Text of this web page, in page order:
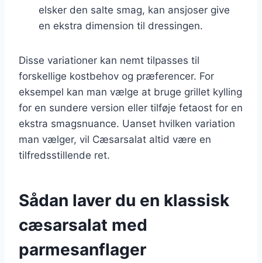
elsker den salte smag, kan ansjoser give
en ekstra dimension til dressingen.
Disse variationer kan nemt tilpasses til
forskellige kostbehov og præferencer. For
eksempel kan man vælge at bruge grillet kylling
for en sundere version eller tilføje fetaost for en
ekstra smagsnuance. Uanset hvilken variation
man vælger, vil Cæsarsalat altid være en
tilfredsstillende ret.
Sådan laver du en klassisk
cæsarsalat med
parmesanflager